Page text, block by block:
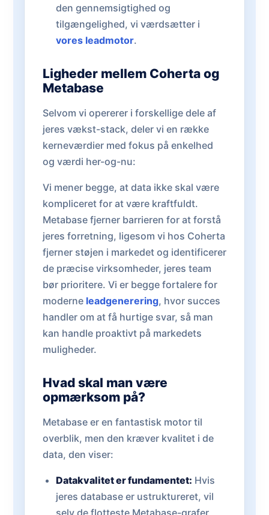
den gennemsigtighed og
tilgængelighed, vi værdsætter i
vores leadmotor.
Ligheder mellem Coherta og
Metabase
Selvom vi opererer i forskellige dele af
jeres vækst-stack, deler vi en række
kerneværdier med fokus på enkelhed
og værdi her-og-nu:
Vi mener begge, at data ikke skal være
kompliceret for at være kraftfuldt.
Metabase fjerner barrieren for at forstå
jeres forretning, ligesom vi hos Coherta
fjerner støjen i markedet og identificerer
de præcise virksomheder, jeres team
bør prioritere. Vi er begge fortalere for
moderne leadgenerering, hvor succes
handler om at få hurtige svar, så man
kan handle proaktivt på markedets
muligheder.
Hvad skal man være
opmærksom på?
Metabase er en fantastisk motor til
overblik, men den kræver kvalitet i de
data, den viser:
Datakvalitet er fundamentet: Hvis
jeres database er ustruktureret, vil
selv de flotteste Metabase-grafer